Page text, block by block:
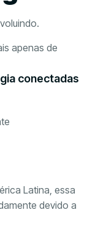
apenas de
conectadas
Latina, essa
devido a